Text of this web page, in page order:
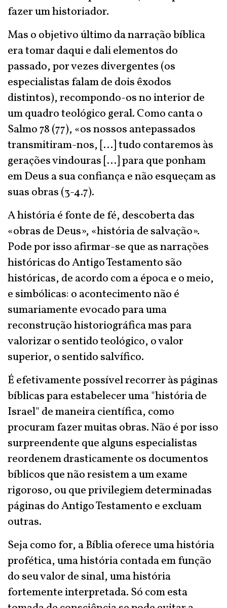
fazer um historiador.
Mas o objetivo último da narração bíblica
era tomar daqui e dali elementos do
passado, por vezes divergentes (os
especialistas falam de dois êxodos
distintos), recompondo-os no interior de
um quadro teológico geral. Como canta o
Salmo 78 (77), «os nossos antepassados
transmitiram-nos, [...] tudo contaremos às
gerações vindouras [...] para que ponham
em Deus a sua confiança e não esqueçam as
suas obras (3-4.7).
A história é fonte de fé, descoberta das
«obras de Deus», «história de salvação».
Pode por isso afirmar-se que as narrações
históricas do Antigo Testamento são
históricas, de acordo com a época e o meio,
e simbólicas: o acontecimento não é
sumariamente evocado para uma
reconstrução historiográfica mas para
valorizar o sentido teológico, o valor
superior, o sentido salvífico.
É efetivamente possível recorrer às páginas
bíblicas para estabelecer uma "história de
Israel" de maneira científica, como
procuram fazer muitas obras. Não é por isso
surpreendente que alguns especialistas
reordenem drasticamente os documentos
bíblicos que não resistem a um exame
rigoroso, ou que privilegiem determinadas
páginas do Antigo Testamento e excluam
outras.
Seja como for, a Bíblia oferece uma história
profética, uma história contada em função
do seu valor de sinal, uma história
fortemente interpretada. Só com esta